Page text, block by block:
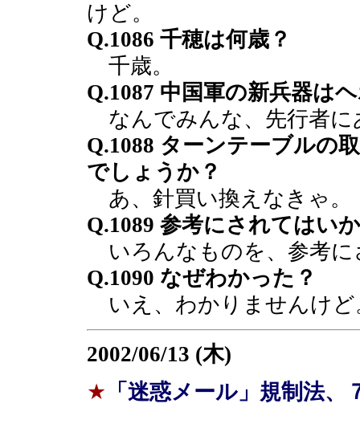
けど。
Q.1086 千穂は何歳？
千歳。
Q.1087 中国軍の新兵器は
なんでみんな、先行者に
Q.1088 ターンテーブルの
でしょうか？
あ、針買い換えなきゃ。
Q.1089 参考にされてはい
いろんなものを、参考に
Q.1090 なぜわかった？
いえ、わかりませんけど
2002/06/13 (木)
★ 「迷惑メール」規制法